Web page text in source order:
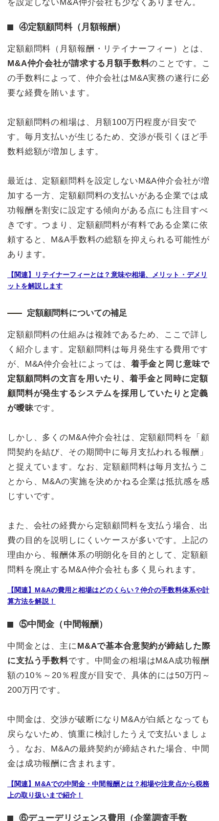
を設定しないM&A仲介会社も少なくありません。
④定額顧問料（月額報酬）
定額顧問料（月額報酬・リテイナーフィー）とは、
M&A仲介会社が請求する月額手数料のことです。こ
の手数料によって、仲介会社はM&A実務の遂行に必
要な経費を賄います。
定額顧問料の相場は、月額100万円程度が目安で
す。毎月支払いが生じるため、交渉が長引くほど手
数料総額が増加します。
最近は、定額顧問料を設定しないM&A仲介会社が増
加する一方、定額顧問料の支払いがある企業では成
功報酬を割安に設定する傾向がある点にも注目すべ
きです。つまり、定額顧問料が有料である企業に依
頼すると、M&A手数料の総額を抑えられる可能性が
あります。
【関連】リテイナーフィーとは？意味や相場、メリット・デメリ
ットを解説します
定額顧問料についての補足
定額顧問料の仕組みは複雑であるため、ここで詳し
く紹介します。定額顧問料は毎月発生する費用です
が、M&A仲介会社によっては、 着手金と同じ意味で
定額顧問料の文言を用いたり、着手金と同時に定額
顧問料が発生するシステムを採用していたりと定義
が曖昧です。
しかし、多くのM&A仲介会社は、定額顧問料を「顧
問契約を結び、その期間中に毎月支払われる報酬」
と捉えています。なお、定額顧問料は毎月支払うこ
とから、M&Aの実施を決めかねる企業は抵抗感を感
じすいです。
また、会社の経費から定額顧問料を支払う場合、出
費の目的を説明しにくいケースが多いです。上記の
理由から、報酬体系の明朗化を目的として、定額顧
問料を廃止するM&A仲介会社も多く見られます。
【関連】M&Aの費用と相場はどのくらい？仲介の手数料体系や計
算方法を解説！
⑤中間金（中間報酬）
中間金とは、主に M&Aで基本合意契約が締結した際
に支払う手数料です。中間金の相場はM&A成功報酬
額の10％～20％程度が目安で、具体的には50万円～
200万円です。
中間金は、交渉が破断になりM&Aが白紙となっても
戻らないため、慎重に検討したうえで支払いましょ
う。なお、M&Aの最終契約が締結された場合、中間
金は成功報酬に含まれます。
【関連】M&Aでの中間金・中間報酬とは？相場や注意点から税務
上の取り扱いまで紹介！
⑥デューデリジェンス費用（企業調査手数